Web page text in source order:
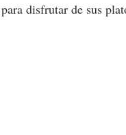
disfrutar de sus